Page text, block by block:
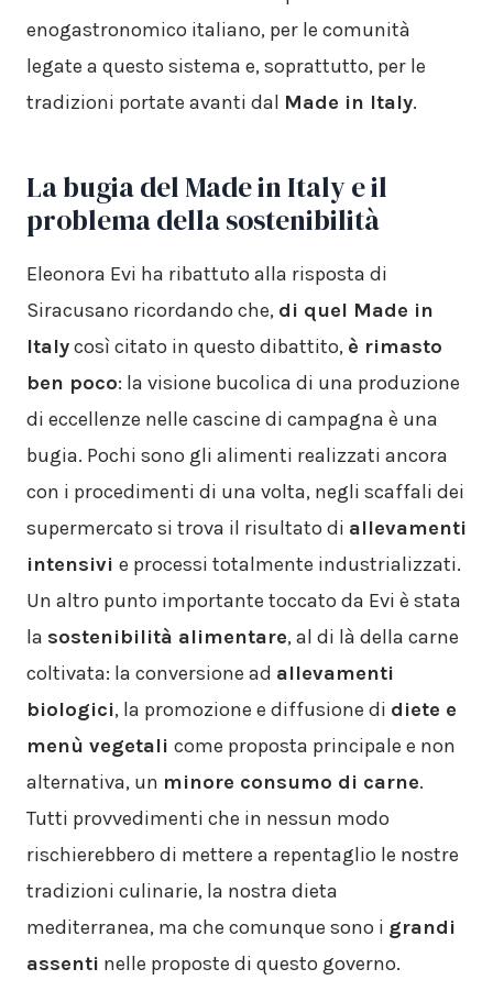
enogastronomico italiano, per le comunità
legate a questo sistema e, soprattutto, per le
tradizioni portate avanti dal Made in Italy.
La bugia del Made in Italy e il
problema della sostenibilità
Eleonora Evi ha ribattuto alla risposta di
Siracusano ricordando che, di quel Made in
Italycosì citato in questo dibattito, è rimasto
ben poco: la visione bucolica di una produzione
di eccellenze nelle cascine di campagna è una
bugia. Pochi sono gli alimenti realizzati ancora
con i procedimenti di una volta, negli scaffali dei
supermercato si trova il risultato di allevamenti
intensivi e processi totalmente industrializzati.
Un altro punto importante toccato da Evi è stata
la sostenibilità alimentare, al di là della carne
coltivata: la conversione ad allevamenti
biologici, la promozione e diffusione di diete e
menù vegetali come proposta principale e non
alternativa, un minore consumo di carne.
Tutti provvedimenti che in nessun modo
rischierebbero di mettere a repentaglio le nostre
tradizioni culinarie, la nostra dieta
mediterranea, ma che comunque sono i grandi
assenti nelle proposte di questo governo.